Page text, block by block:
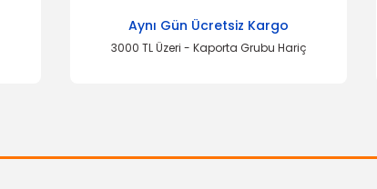
Aynı Gün Ücretsiz Kargo
3000 TL Üzeri - Kaporta Grubu Hariç